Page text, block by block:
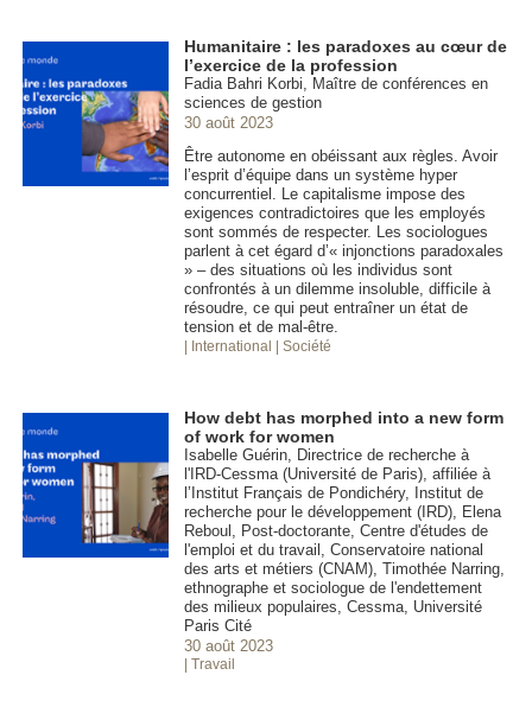
Humanitaire : les paradoxes au cœur de
l’exercice de la profession
Fadia Bahri Korbi, Maître de conférences en
sciences de gestion
30 août 2023
Être autonome en obéissant aux règles. Avoir
l’esprit d’équipe dans un système hyper
concurrentiel. Le capitalisme impose des
exigences contradictoires que les employés
sont sommés de respecter. Les sociologues
parlent à cet égard d’« injonctions paradoxales
» – des situations où les individus sont
confrontés à un dilemme insoluble, difficile à
résoudre, ce qui peut entraîner un état de
tension et de mal-être.
| International | Société
How debt has morphed into a new form
of work for women
Isabelle Guérin, Directrice de recherche à
l'IRD-Cessma (Université de Paris), affiliée à
l’Institut Français de Pondichéry, Institut de
recherche pour le développement (IRD), Elena
Reboul, Post-doctorante, Centre d'études de
l'emploi et du travail, Conservatoire national
des arts et métiers (CNAM), Timothée Narring,
ethnographe et sociologue de l'endettement
des milieux populaires, Cessma, Université
Paris Cité
30 août 2023
| Travail